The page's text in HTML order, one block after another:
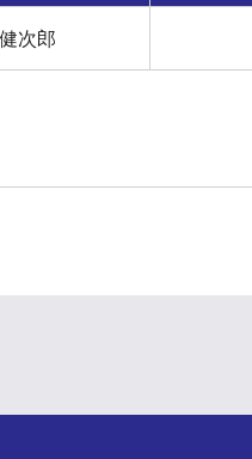
次郎